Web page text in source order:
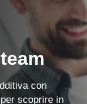
con
scoprire in